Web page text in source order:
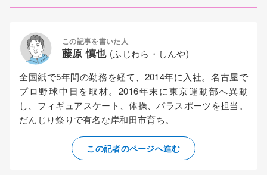
この記事を書いた人
藤原 慎也 (ふじわら・しんや)
全国紙で5年間の勤務を経て、2014年に入社。名古屋で
プロ野球中日を取材。2016年末に東京運動部へ異動
し、フィギュアスケート、体操、パラスポーツを担当。
だんじり祭りで有名な岸和田市育ち。
この記者のページへ進む